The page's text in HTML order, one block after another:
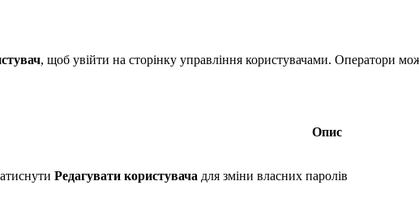
, щоб увійти на сторінку управління користувачами. Оператори
Опис
Редагувати користувача для зміни власних паролів